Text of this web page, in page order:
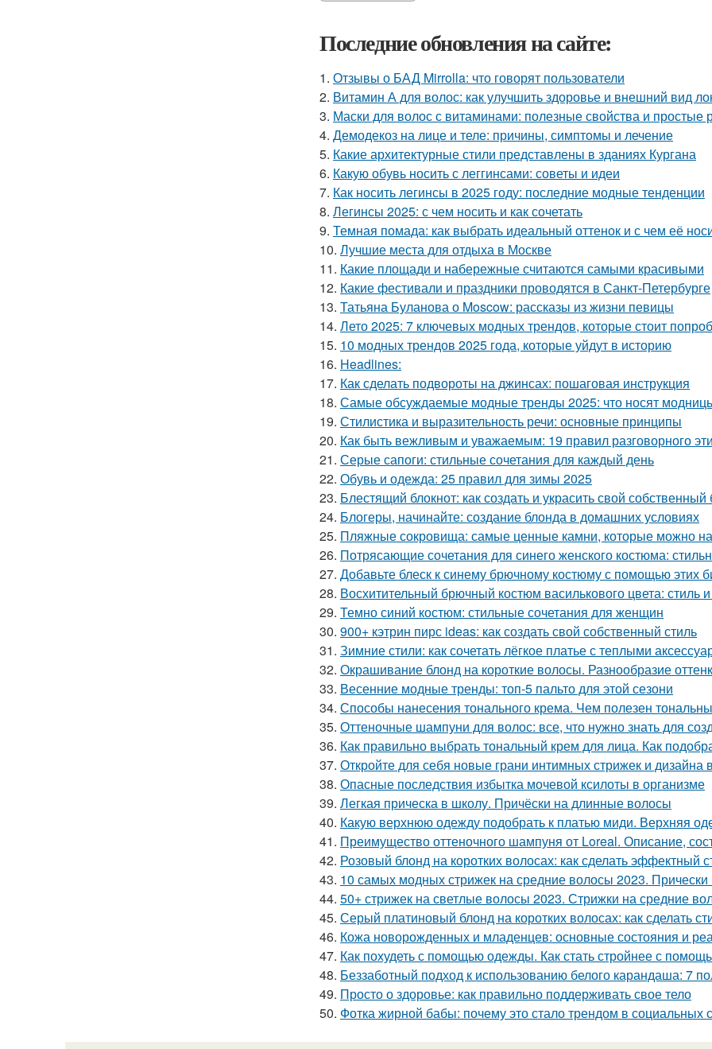
Последние обновления на сайте:
1. Отзывы о БАД Mirrolla: что говорят пользователи
2. Витамин А для волос: как улучшить здоровье и внешний вид
3. Маски для волос с витаминами: полезные свойства и простые
4. Демодекоз на лице и теле: причины, симптомы и лечение
5. Какие архитектурные стили представлены в зданиях Кургана
6. Какую обувь носить с леггинсами: советы и идеи
7. Как носить легинсы в 2025 году: последние модные тенденции
8. Легинсы 2025: с чем носить и как сочетать
9. Темная помада: как выбрать идеальный оттенок и с чем её
10. Лучшие места для отдыха в Москве
11. Какие площади и набережные считаются самыми красивыми
12. Какие фестивали и праздники проводятся в Санкт-Петербурге
13. Татьяна Буланова о Moscow: рассказы из жизни певицы
14. Лето 2025: 7 ключевых модных трендов, которые стоит
15. 10 модных трендов 2025 года, которые уйдут в историю
16. Headlines:
17. Как сделать подвороты на джинсах: пошаговая инструкция
18. Самые обсуждаемые модные тренды 2025: что носят
19. Стилистика и выразительность речи: основные принципы
20. Как быть вежливым и уважаемым: 19 правил разговорного
21. Серые сапоги: стильные сочетания для каждый день
22. Обувь и одежда: 25 правил для зимы 2025
23. Блестящий блокнот: как создать и украсить свой собственный
24. Блогеры, начинайте: создание блонда в домашних условиях
25. Пляжные сокровища: самые ценные камни, которые можно
26. Потрясающие сочетания для синего женского костюма:
27. Добавьте блеск к синему брючному костюму с помощью этих
28. Восхитительный брючный костюм василькового цвета: стиль
29. Темно синий костюм: стильные сочетания для женщин
30. 900+ кэтрин пирс ideas: как создать свой собственный стиль
31. Зимние стили: как сочетать лёгкое платье с теплыми
32. Окрашивание блонд на короткие волосы. Разнообразие
33. Весенние модные тренды: топ-5 пальто для этой сезони
34. Способы нанесения тонального крема. Чем полезен
35. Оттеночные шампуни для волос: все, что нужно знать для
36. Как правильно выбрать тональный крем для лица. Как
37. Откройте для себя новые грани интимных стрижек и дизайна
38. Опасные последствия избытка мочевой ксилоты в организме
39. Легкая прическа в школу. Причёски на длинные волосы
40. Какую верхнюю одежду подобрать к платью миди. Верхняя
41. Преимущество оттеночного шампуня от Loreal. Описание,
42. Розовый блонд на коротких волосах: как сделать эффектный
43. 10 самых модных стрижек на средние волосы 2023.
44. 50+ стрижек на светлые волосы 2023. Стрижки на средние
45. Серый платиновый блонд на коротких волосах: как сделать
46. Кожа новорожденных и младенцев: основные состояния и
47. Как похудеть с помощью одежды. Как стать стройнее с
48. Беззаботный подход к использованию белого карандаша: 7
49. Просто о здоровье: как правильно поддерживать свое тело
50. Фотка жирной бабы: почему это стало трендом в социальных